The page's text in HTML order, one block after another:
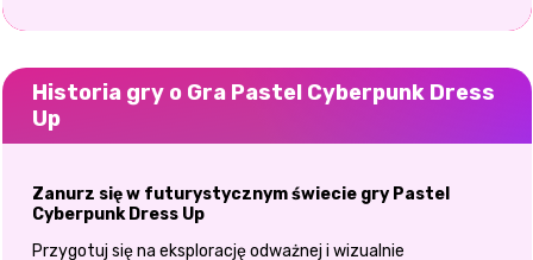
Historia gry o Gra Pastel Cyberpunk Dress
Up
Zanurz się w futurystycznym świecie gry Pastel
Cyberpunk Dress Up
Przygotuj się na eksplorację odważnej i wizualnie